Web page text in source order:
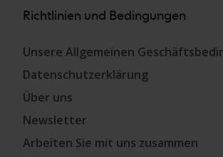
Richtlinien und Bedingungen
Unsere Allgemeinen
Datenschutzerklärung
Über uns
Newsletter
Arbeiten Sie mit uns zusammen